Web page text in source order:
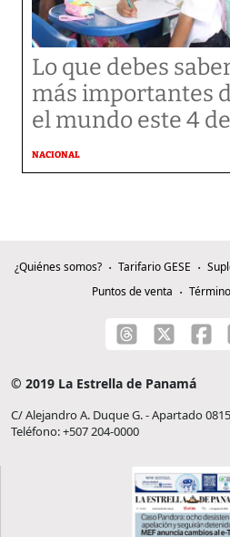
Lo que debes
más importantes
el mundo este 4
NACIONAL
¿Quiénes somos? Tarifario GESE
Puntos de venta
© 2019 La Estrella de Panamá
C/ Alejandro A. Duque G. - Apartado
Teléfono: +507 204-0000